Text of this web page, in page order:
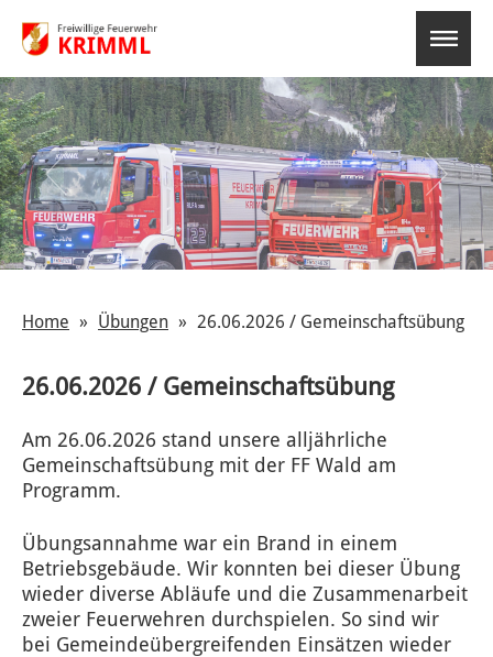
Home Übungen 26.06.2026 / Gemeinschaftsübung
26.06.2026 / Gemeinschaftsübung
Am 26.06.2026 stand unsere alljährliche
Gemeinschaftsübung mit der FF Wald am
Programm.
Übungsannahme war ein Brand in einem
Betriebsgebäude. Wir konnten bei dieser Übung
wieder diverse Abläufe und die Zusammenarbeit
zweier Feuerwehren durchspielen. So sind wir
bei Gemeindeübergreifenden Einsätzen wieder